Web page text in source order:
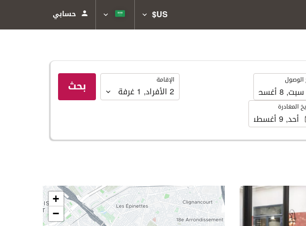
US$
حسابي
الوصول
المغادرة
الإقامة
الإقامة
2 الأفراد,
1غرفة بحث
عرض 10 صور
+
−